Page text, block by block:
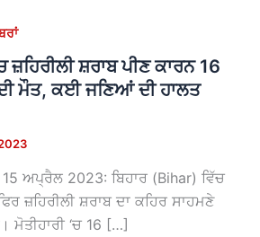
ਜ਼ਹਿਰੀਲੀ ਸ਼ਰਾਬ ਪੀਣ ਕਾਰਨ 16
ਮੌਤ, ਕਈ ਜਣਿਆਂ ਦੀ ਹਾਲਤ
ਅਪ੍ਰੈਲ 2023: ਬਿਹਾਰ (Bihar) ਵਿੱਚ
ਜ਼ਹਿਰੀਲੀ ਸ਼ਰਾਬ ਦਾ ਕਹਿਰ ਸਾਹਮਣੇ
‘ਚ 16 […]